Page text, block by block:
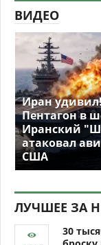
ВИДЕО
Иран
Пентагон в
Иранский
атаковал
США
ЛУЧШЕЕ ЗА
30